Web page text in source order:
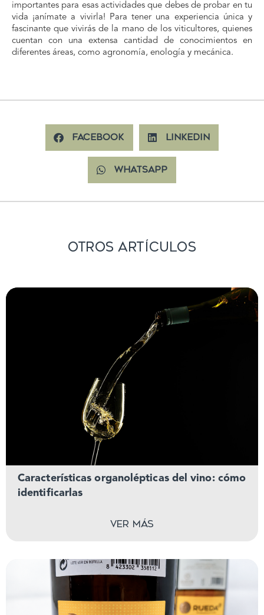
importantes para esas actividades que debes de probar en tu
vida ¡anímate a vivirla! Para tener una experiencia única y
fascinante que vivirás de la mano de los viticultores, quienes
cuentan con una extensa cantidad de conocimientos en
diferentes áreas, como agronomía, enología y mecánica.
Facebook LinkedIn
WhatsApp
Otros Artículos
Características organolépticas del vino: cómo
identificarlas
Ver más